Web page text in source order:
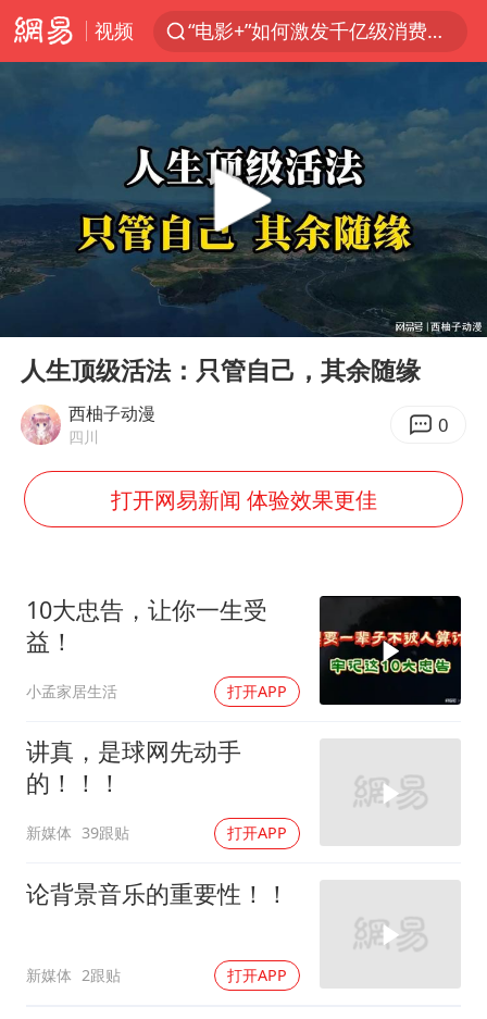
视频
“电影+”如何激发千亿级消费新活力？
中国女篮70-67险胜尼日利亚女篮
四川宜宾高县4.9级地震致1死
秋天的第一杯奶茶到底有多火
38岁演员求职万岁山NPC成功
国乒男单横滨冠军赛全军覆没
美股存储板块集体大跌
胜宏科技：股票交易异常波动
名创优品回应女子吐槽内裤质量差
日本试射“战斧”导弹，国防部回应
夯实基础开新局
Play
03:34
人生顶级活法：只管自己，其余随缘
西柚子动漫
四川 0
打开网易新闻 体验效果更佳
10大忠告，让你一生受
益！
小孟家居生活 打开APP
讲真，是球网先动手
的！！！
新媒体 39跟贴 打开APP
论背景音乐的重要性！！
新媒体 2跟贴 打开APP